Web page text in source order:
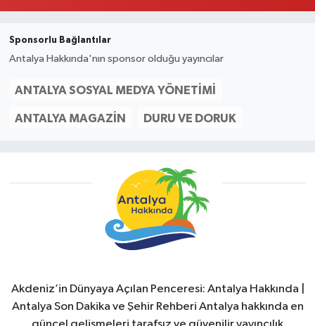
Sponsorlu Bağlantılar
Antalya Hakkında'nın sponsor olduğu yayıncılar
ANTALYA SOSYAL MEDYA YÖNETIMI
ANTALYA MAGAZIN DURU VE DORUK
Akdeniz’in Dünyaya Açılan Penceresi: Antalya Hakkında |
Antalya Son Dakika ve Şehir Rehberi Antalya hakkında en